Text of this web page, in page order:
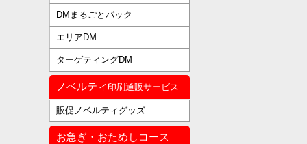
DMまるごとパック
エリアDM
ターゲティングDM
ノベルティ 印刷通販サービス
販促ノベルティグッズ
お急ぎ・おためしコース